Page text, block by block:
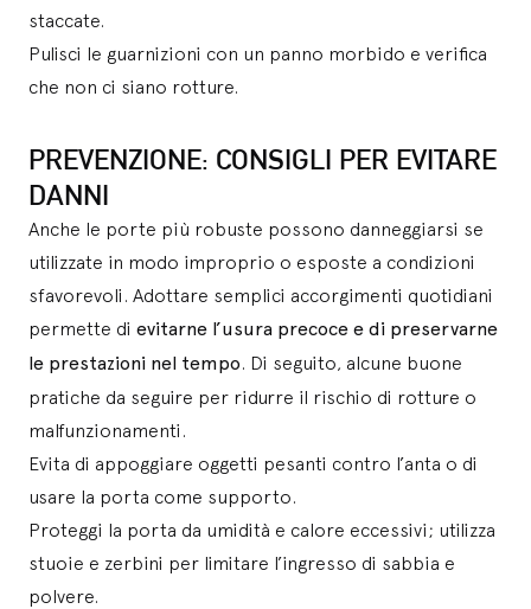
staccate.
Pulisci le guarnizioni con un panno morbido e verifica
che non ci siano rotture.
PREVENZIONE: CONSIGLI PER EVITARE
DANNI
Anche le porte più robuste possono danneggiarsi se
utilizzate in modo improprio o esposte a condizioni
sfavorevoli. Adottare semplici accorgimenti quotidiani
permette di evitarne l’usura precoce e di preservarne
le prestazioni nel tempo. Di seguito, alcune buone
pratiche da seguire per ridurre il rischio di rotture o
malfunzionamenti.
Evita di appoggiare oggetti pesanti contro l’anta o di
usare la porta come supporto.
Proteggi la porta da umidità e calore eccessivi; utilizza
stuoie e zerbini per limitare l’ingresso di sabbia e
polvere.